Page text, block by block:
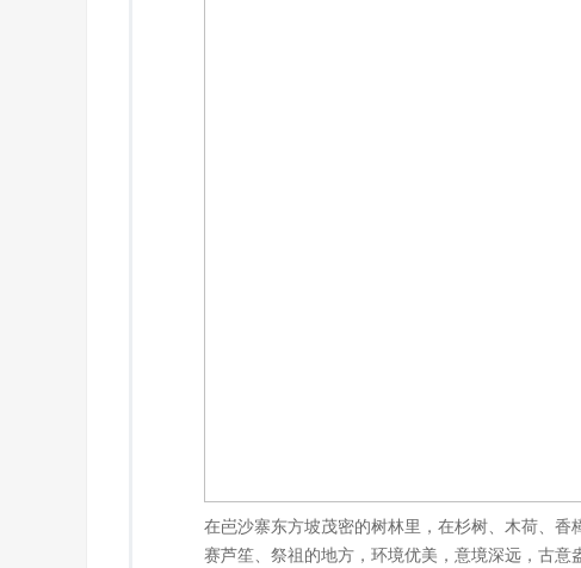
在岜沙寨东方坡茂密的树林里，在杉树、木荷、香
赛芦笙、祭祖的地方，环境优美，意境深远，古意